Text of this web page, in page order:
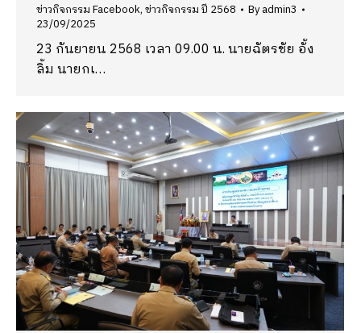
ข่าวกิจกรรม Facebook,ข่าวกิจกรรม ปี 2568 Byadmin3
23/09/2025
23 กันยายน 2568 เวลา 09.00 น. นายฉัตรชัย อั้ง
ลิ้ม นายกเ…